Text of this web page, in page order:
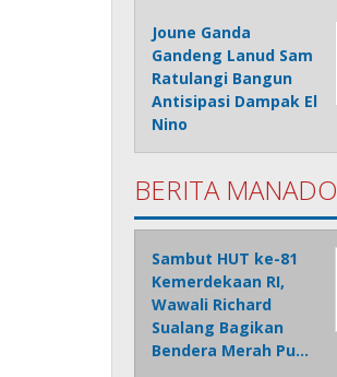
Joune Ganda
Gandeng Lanud Sam
Ratulangi Bangun
Antisipasi Dampak El
Nino
BERITA MANADO
Sambut HUT ke-81
Kemerdekaan RI,
Wawali Richard
Sualang Bagikan
Bendera Merah Pu…